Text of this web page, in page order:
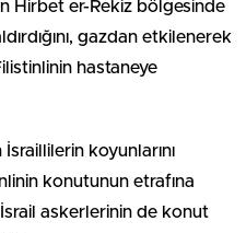
Hirbet er-Rekiz bölgesinde
gazdan etkilenerek
hastaneye
koyunlarını
konutunun etrafına
İsrail askerlerinin de konut